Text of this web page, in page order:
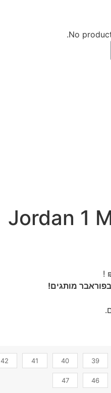
No
Jordan 1
מותגים!
39
40
41
42
46
47